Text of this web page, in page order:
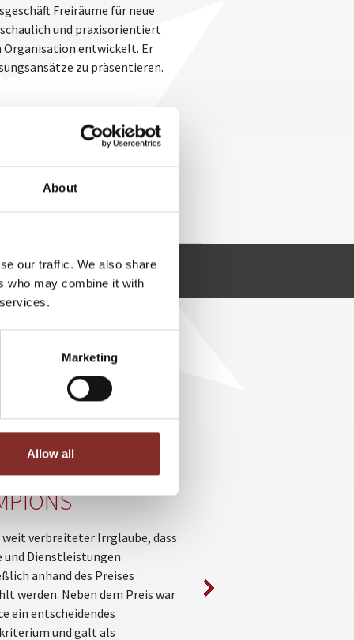
About
our traffic. We also share
who may combine it with
Marketing
Allow all
Freiräume für neue
und praxisorientiert
Organisation entwickelt. Er
zu präsentieren.
Marco Schmäh anfragen
BASED
– DIE
DER
weit verbreiteter Irrglaube, dass
und Dienstleistungen
anhand des Preises
werden. Neben dem Preis war
ein entscheidendes
und galt als
neue entstehen. Für viele